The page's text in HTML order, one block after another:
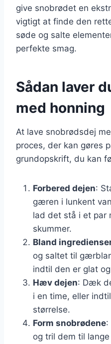
give snobrødet en
vigtigt at finde den
søde og salte
perfekte smag.
Sådan laver
med honning
At lave snobrødsdej
proces, der kan gøres
grundopskrift, du kan
Forbered dejen:
gæren i lunkent
lad det stå i et par
skummer.
Bland
og saltet til
indtil den er glat
Hæv dejen: Dæk
i en time, eller
størrelse.
Form snobrødene:
og tril dem til